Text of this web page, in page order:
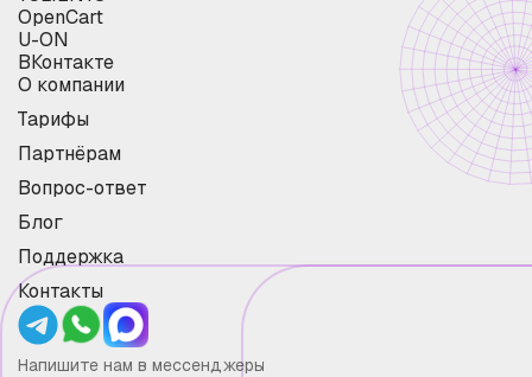
OpenCart
U-ON
ВКонтакте
О компании
Тарифы
Партнёрам
Вопрос-ответ
Блог
Поддержка
Контакты
Напишите нам в мессенджеры